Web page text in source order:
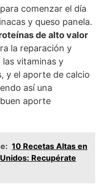
comenzar el día
y queso panela.
de alto valor
la reparación y
vitaminas y
y el aporte de calcio
así una
aporte
10 Recetas Altas en
Recupérate